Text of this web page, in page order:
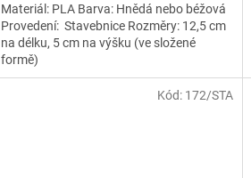
Materiál: PLA Barva: Hnědá nebo béžová
Provedení: Stavebnice Rozměry: 12,5 cm
na délku, 5 cm na výšku (ve složené
formě)
Kód: 172/STA